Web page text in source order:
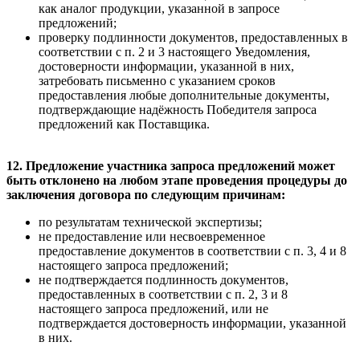
как аналог продукции, указанной в запросе
предложений;
проверку подлинности документов, предоставленных в
соответствии с п. 2 и 3 настоящего Уведомления,
достоверности информации, указанной в них,
затребовать письменно с указанием сроков
предоставления любые дополнительные документы,
подтверждающие надёжность Победителя запроса
предложений как Поставщика.
12. Предложение участника запроса предложений может
быть отклонено на любом этапе проведения процедуры до
заключения договора по следующим причинам:
по результатам технической экспертизы;
не предоставление или несвоевременное
предоставление документов в соответствии с п. 3, 4 и 8
настоящего запроса предложений;
не подтверждается подлинность документов,
предоставленных в соответствии с п. 2, 3 и 8
настоящего запроса предложений, или не
подтверждается достоверность информации, указанной
в них.